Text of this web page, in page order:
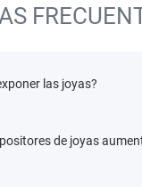
las joyas?
de joyas